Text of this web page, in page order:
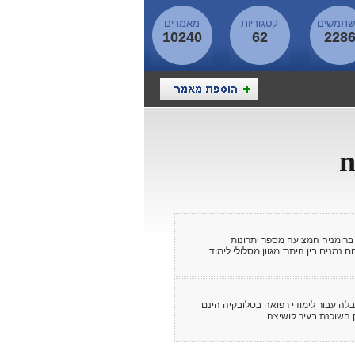
2286
קטגוריות
62
מאמרים
10240
ברומניה המציעה מספר יתרונות
בין היתר: מגוון מסלולי לימוד
עבור לימודי רפואה בסלובקיה הינם
השוכנת בעיר קושיצה.